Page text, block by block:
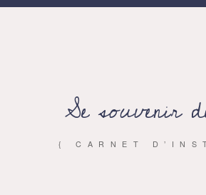
Se souvenir
{ CARNET